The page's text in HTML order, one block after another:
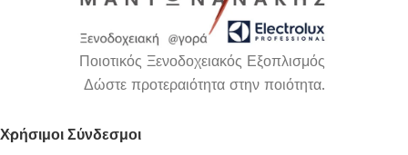
Ποιοτικός Ξενοδοχειακός Εξοπλισμός
Δώστε προτεραιότητα στην ποιότητα.
Χρήσιμοι Σύνδεσμοι